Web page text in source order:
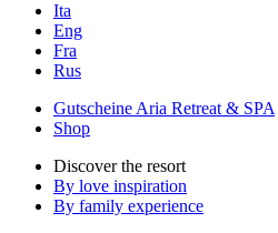
Ita
Eng
Fra
Rus
Gutscheine Aria Retreat & SPA
Shop
Discover the resort
By love inspiration
By family experience